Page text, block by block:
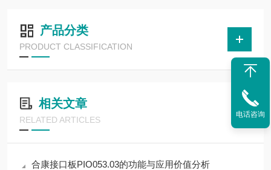
产品分类
PRODUCT CLASSIFICATION
相关文章
RELATED ARTICLES
合康接口板PIO053.03的功能与应用价值分析
电话咨询